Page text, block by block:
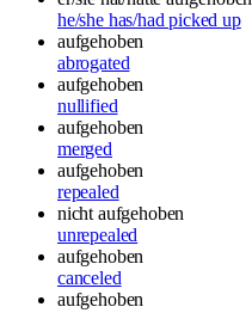
he/she has/had picked up
aufgehoben
abrogated
aufgehoben
nullified
aufgehoben
merged
aufgehoben
repealed
nicht aufgehoben
unrepealed
aufgehoben
canceled
aufgehoben